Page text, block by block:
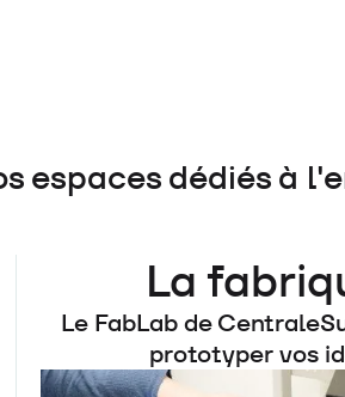
espaces dédiés à
La
Le FabLab de
prototyper vos